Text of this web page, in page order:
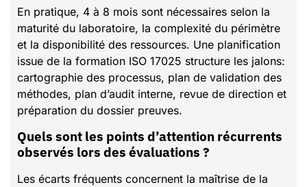
En pratique, 4 à 8 mois sont nécessaires selon la
maturité du laboratoire, la complexité du périmètre
et la disponibilité des ressources. Une planification
issue de la formation ISO 17025 structure les jalons:
cartographie des processus, plan de validation des
méthodes, plan d’audit interne, revue de direction et
préparation du dossier preuves.
Quels sont les points d’attention récurrents
observés lors des évaluations ?
Les écarts fréquents concernent la maîtrise de la